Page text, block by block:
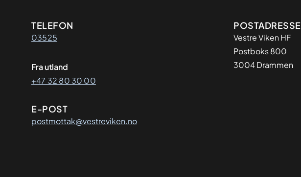
Kontaktinformasjon
TELEFON
03525
Fra utland
+47 32 80 30 00
E-POST
postmottak@vestreviken.no
Adresse
POSTADRESSE
Vestre Viken HF
Postboks 800
3004 Drammen